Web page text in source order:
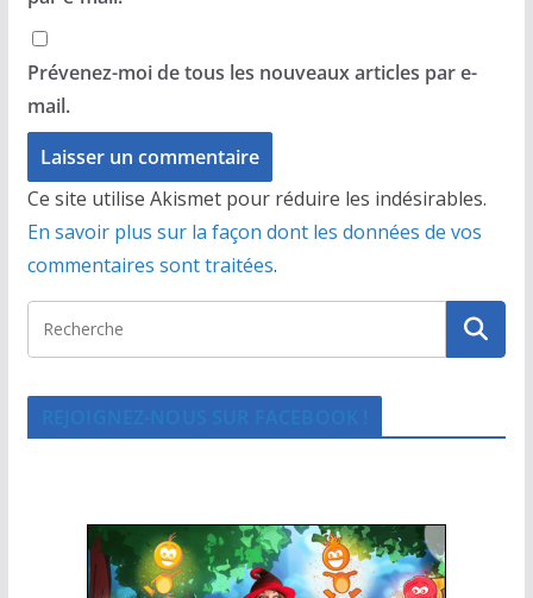
Prévenez-moi de tous les nouveaux articles par e-
mail.
Ce site utilise Akismet pour réduire les indésirables.
En savoir plus sur la façon dont les données de vos
commentaires sont traitées.
REJOIGNEZ-NOUS SUR FACEBOOK !